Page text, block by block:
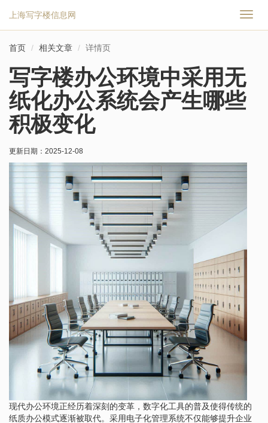
切
上海写字楼信息网
首页 相关文章 详情页
写字楼办公环境中采用无
纸化办公系统会产生哪些
积极变化
更新日期： 2025-12-08
现代办公环境正经历着深刻的变革，数字化工具的普及使得传统的
纸质办公模式逐渐被取代。采用电子化管理系统不仅能够提升企业